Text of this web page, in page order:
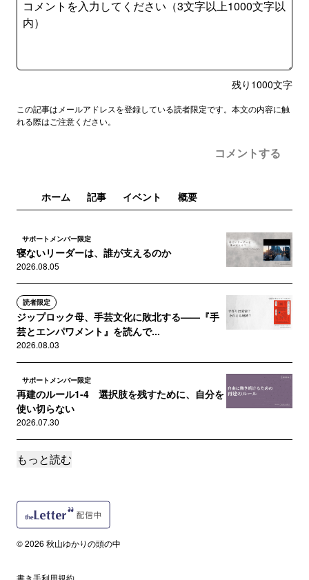
残り 1000文字
この記事はメールアドレスを登録している読者限定です。本文の内容に触
れる際はご注意ください。
コメントする
ホーム 記事 イベント 概要
サポートメンバー限定
寝ないリーダーは、誰が支えるのか
2026.08.05
読者限定
ジップロック母、手芸文化に敗北する——『手
芸とエンパワメント』を読んで...
2026.08.03
サポートメンバー限定
再建のルール1-4 選択肢を残すために、自分を
使い切らない
2026.07.30
読者限定
2026.07.27
自由研究が苦手な大人たちへ——学び直しは、
2026.07.22
もっと読む
© 2026 秋山ゆかりの頭の中
書き手利用規約